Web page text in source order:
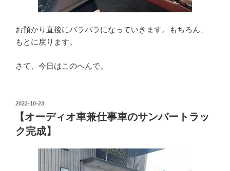
お預かり直後にバラバラになっていきます。もちろん、
もとに戻ります。
さて、今日はこのへんで。
投
稿
日:
2022-10-23
【オーディオ車兼仕事車のサンバートラッ
ク完成】